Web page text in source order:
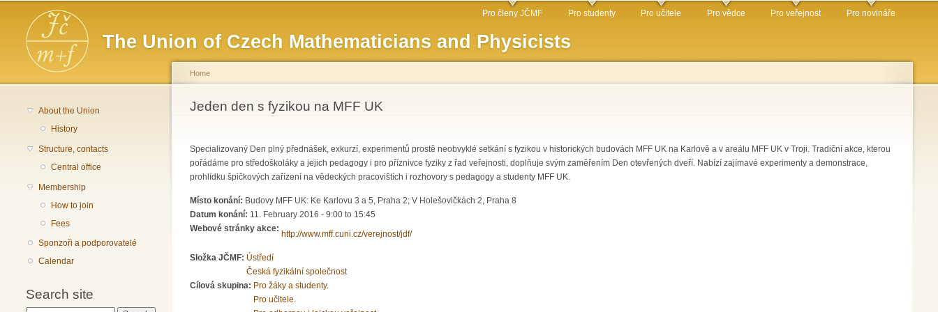
The Union of Czech Mathematicians and Physicists
Main menu Pro členy JČMF Pro studenty Pro učitele Pro vědce Pro veřejnost Pro novináře
About the Union
History
Structure, contacts
Central office
Membership
How to join
Fees
Sponzoři a podporovatelé
Calendar
Search site
You are here
Home
Jeden den s fyzikou na MFF UK
Specializovaný Den plný přednášek, exkurzí, experimentů prostě neobvyklé setkání s fyzikou v historických budovách MFF UK na Karlově a v areálu MFF UK v Troji. Tradiční akce, kterou
pořádáme pro středoškoláky a jejich pedagogy i pro příznivce fyziky z řad veřejnosti, doplňuje svým zaměřením Den otevřených dveří. Nabízí zajímavé experimenty a demonstrace,
prohlídku špičkových zařízení na vědeckých pracovištích i rozhovory s pedagogy a studenty MFF UK.
Místo konání: Budovy MFF UK: Ke Karlovu 3 a 5, Praha 2; V Holešovičkách 2, Praha 8
Datum konání: 11. February 2016 - 9:00 to 15:45
Webové stránky akce:
http://www.mff.cuni.cz/verejnost/jdf/
Složka JČMF: Ústředí
Česká fyzikální společnost
Cílová skupina: Pro žáky a studenty.
Pro učitele.